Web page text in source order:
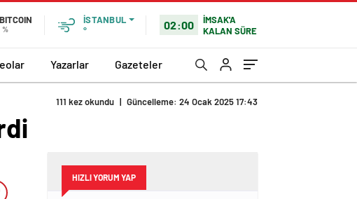
BITCOIN
%
İSTANBUL
°
02:00
İMSAK'A
KALAN SÜRE
Yazarlar Gazeteler
111 kez okundu | Güncelleme: 24 Ocak 2025 17:43
HIZLI YORUM YAP